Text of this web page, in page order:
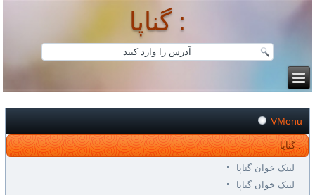
گناپا :
VMenu
گناپا :
لینک خوان گناپا
لینک خوان گناپا